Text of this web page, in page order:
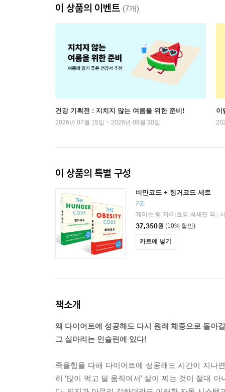
이 상품의 이벤트 (7개)
건강 기획전 : 지치지 않는 여름을 위한 준비!
2026년 07월 15일 ~ 2026년 09월 30일
이
이 상품의 특별 구성
비만코드 + 헝거코드 세트
2권
제이슨 펑 저/제효영,최세민 역
37,350원 (10% 할인)
카트에 넣기
책소개
왜 다이어트에 성공해도 다시 원래 체중으로 돌아
그 실마리는 인슐린에 있다!
죽을힘을 다해 다이어트에 성공해도 시간이 지나
히 ‘많이 먹고 덜 움직여서’ 살이 찌는 것이 절대